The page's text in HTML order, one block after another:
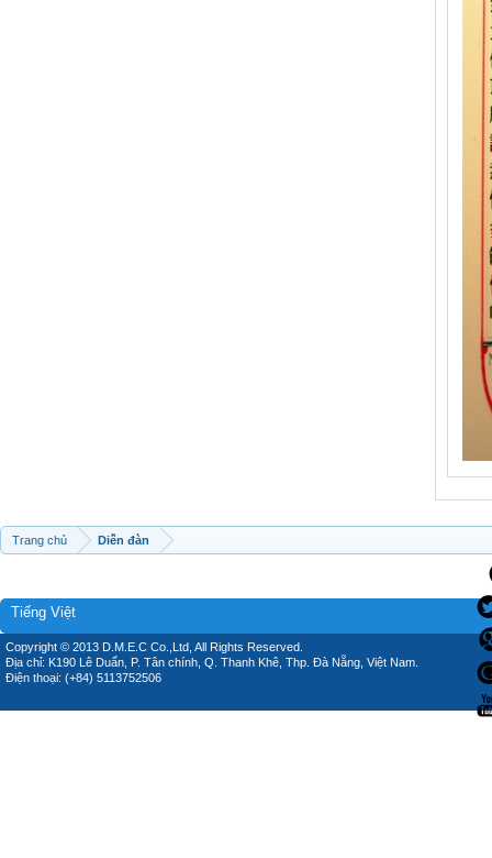
Trang chủ Diễn đàn
Tiếng Việt
Copyright © 2013 D.M.E.C Co.,Ltd, All Rights Reserved.
Địa chỉ: K190 Lê Duẩn, P. Tân chính, Q. Thanh Khê, Thp. Đà Nẵng, Việt Nam.
Điện thoại: (+84) 5113752506